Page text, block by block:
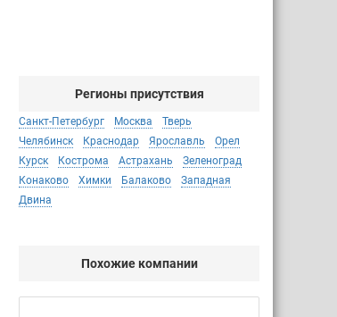
Регионы присутствия
Санкт-Петербург Москва
Тверь
Челябинск
Краснодар Ярославль
Орел
Курск
Кострома Астрахань
Зеленоград
Конаково
Химки Балаково
Западная
Двина
Похожие компании